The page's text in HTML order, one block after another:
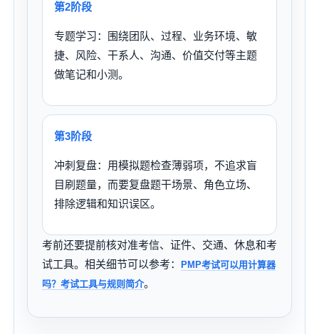
第2阶段
专题学习：围绕团队、过程、业务环境、敏
捷、风险、干系人、沟通、价值交付等主题
做笔记和小测。
第3阶段
冲刺复盘：用模拟题检查薄弱项，不追求盲
目刷题量，而要复盘题干场景、角色立场、
排除逻辑和知识误区。
考前还要提前核对准考信、证件、交通、休息和考
试工具。相关细节可以参考：
PMP考试可以用计算器
吗？考试工具与规则简介。